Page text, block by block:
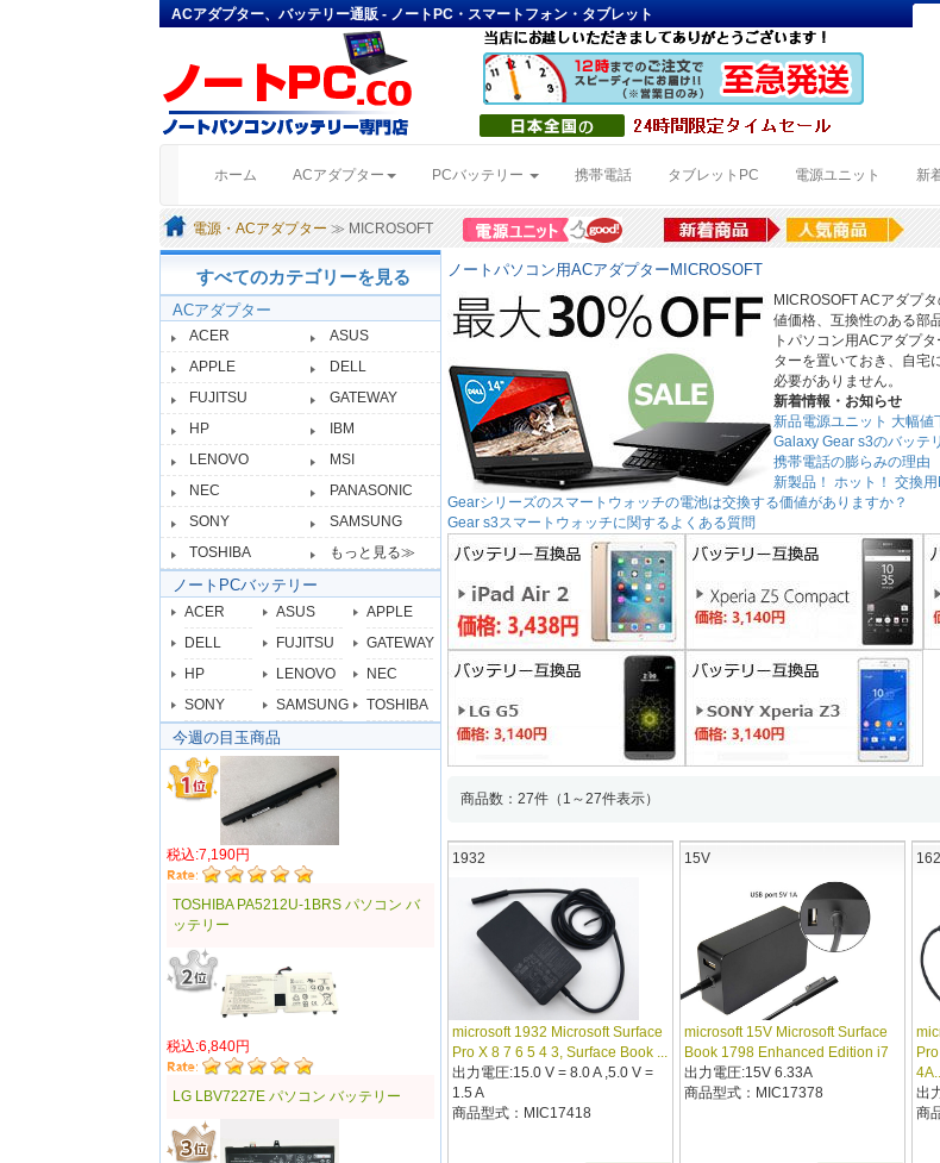
ACアダプター、バッテリー通販 - ノートPC・スマートフォン・タブレット
ホーム (current)ACアダプター PCバッテリー 携帯電話 タブレットPC 電源ユニット 新
電源・ACアダプター ≫ MICROSOFT
すべてのカテゴリーを見る
ACアダプター
ACER
ASUS
APPLE
DELL
FUJITSU
GATEWAY
HP
IBM
LENOVO
MSI
NEC
PANASONIC
SONY
SAMSUNG
TOSHIBA
もっと見る≫
ノートPCバッテリー
ACER ASUS
APPLE
DELL
FUJITSU
GATEWAY
HP
LENOVO
NEC
SONY
SAMSUNG TOSHIBA
今週の目玉商品
税込:7,190円
TOSHIBA PA5212U-1BRS パソコン バ
ッテリー
税込:6,840円
LG LBV7227E パソコン バッテリー
ノートパソコン用ACアダプターMICROSOFT
MICROSOFT ACアダプ
値価格、互換性のある部
トパソコン用ACアダプ
ターを置いておき、自宅
必要がありません。
新着情報・お知らせ
新品電源ユニット 大幅値
Galaxy Gear s3のバッテ
携帯電話の膨らみの理由
新製品！ ホット！ 交換
Gearシリーズのスマートウォッチの電池は交換する価値がありますか？
Gear s3スマートウォッチに関するよくある質問
商品数：27件（1～27件表示）
1932
microsoft 1932 Microsoft Surface
Pro X 8 7 6 5 4 3, Surface Book ...
出力電圧:15.0 V = 8.0 A ,5.0 V =
1.5 A
商品型式：MIC17418
15V
microsoft 15V Microsoft Surface
Book 1798 Enhanced Edition i7
出力電圧:15V 6.33A
商品型式：MIC17378
出
商